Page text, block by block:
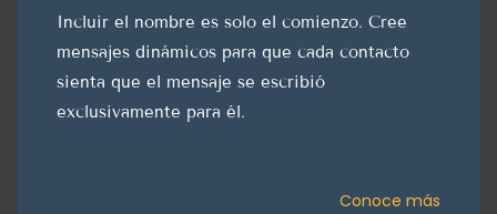
Incluir el nombre es solo el comienzo. Cree
mensajes dinámicos para que cada contacto
sienta que el mensaje se escribió
exclusivamente para él.
Conoce más